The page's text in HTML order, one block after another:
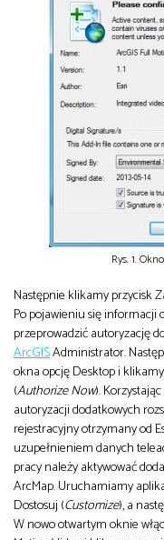
Rys. 1.
Następnie klikamy przycisk
Po pojawieniu się informacji
przeprowadzić autoryzację
ArcGISAdministrator.
okna opcję Desktop i
(Authorize Now).
autoryzacji dodatkowych
rejestracyjny otrzymany od
uzupełnieniem danych
pracy należy aktywować
ArcMap. Uruchamiamy
Dostosuj (Customize), a
W nowo otwartym oknie